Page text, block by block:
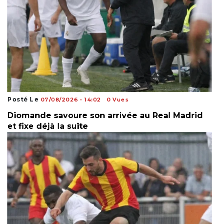
Posté Le 07/08/2026 - 14:02 0 Vues
Diomande savoure son arrivée au Real Madrid
et fixe déjà la suite